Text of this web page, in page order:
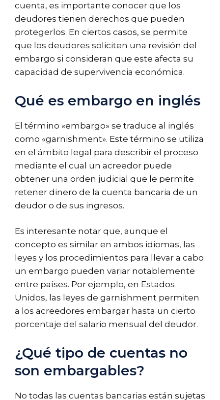
cuenta, es importante conocer que los
deudores tienen derechos que pueden
protegerlos. En ciertos casos, se permite
que los deudores soliciten una revisión del
embargo si consideran que este afecta su
capacidad de supervivencia económica.
Qué es embargo en inglés
El término «embargo» se traduce al inglés
como «garnishment». Este término se utiliza
en el ámbito legal para describir el proceso
mediante el cual un acreedor puede
obtener una orden judicial que le permite
retener dinero de la cuenta bancaria de un
deudor o de sus ingresos.
Es interesante notar que, aunque el
concepto es similar en ambos idiomas, las
leyes y los procedimientos para llevar a cabo
un embargo pueden variar notablemente
entre países. Por ejemplo, en Estados
Unidos, las leyes de garnishment permiten
a los acreedores embargar hasta un cierto
porcentaje del salario mensual del deudor.
¿Qué tipo de cuentas no
son embargables?
No todas las cuentas bancarias están sujetas